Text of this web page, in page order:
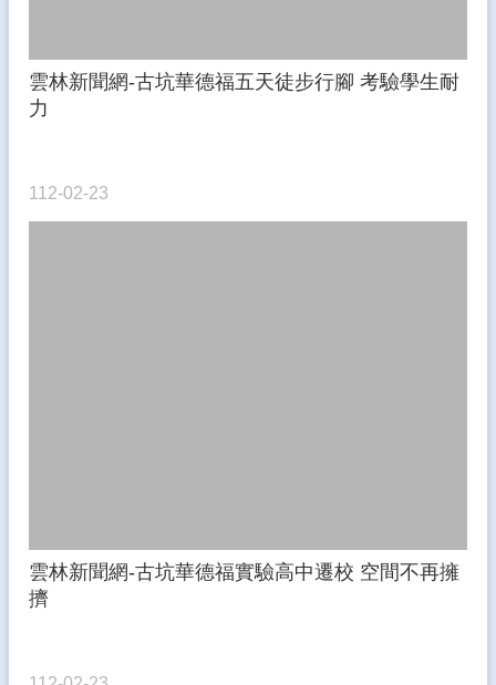
雲林新聞網-古坑華德福五天徒步行腳 考驗學生耐
力
112-02-23
雲林新聞網-古坑華德福實驗高中遷校 空間不再擁
擠